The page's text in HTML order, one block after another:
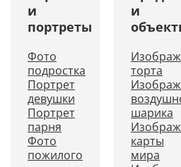
и
портреты
Фото
подростка
Портрет
девушки
Портрет
парня
Фото
пожилого
и
торта
шарика
карты
мира